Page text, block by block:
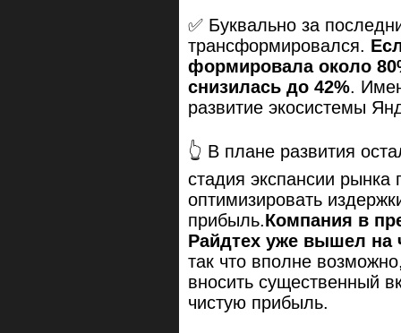
✅ Буквально за
трансформировался.
формировала около
снизилась до 42%.
развитие экосистемы
👆 В плане развития
стадия экспансии рынка
оптимизировать
прибыль.Компания в
Райдтех уже вышел на
так что вполне
вносить существенный
чистую прибыль.